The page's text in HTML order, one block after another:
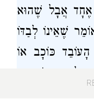
אֲבָל שֶׁהוּא
שֶׁאֵינוֹ לְבַדּוֹ
כּוֹכָב אוֹ
בֵּינוֹ וּבֵין